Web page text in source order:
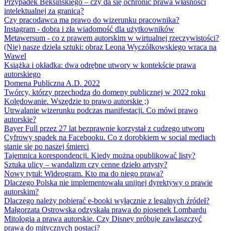
intelektualnej za granicą?
Czy pracodawca ma prawo do wizerunku pracownika?
Instagram - dobra i zła wiadomość dla użytkowników
Metawersum - co z prawem autorskim w wirtualnej rzeczywistości?
(Nie) nasze dzieła sztuki: obraz Leona Wyczółkowskiego wraca na
Wawel
Książka i okładka: dwa odrębne utwory w kontekście prawa
autorskiego
Domena Publiczna A.D. 2022
Twórcy, którzy przechodzą do domeny publicznej w 2022 roku
Kolędowanie. Wszędzie to prawo autorskie ;)
Utrwalanie wizerunku podczas manifestacji. Co mówi prawo
autorskie?
Bayer Full przez 27 lat bezprawnie korzystał z cudzego utworu
Cyfrowy spadek na Facebooku. Co z dorobkiem w social mediach
stanie się po naszej śmierci
Tajemnica korespondencji. Kiedy można opublikować listy?
Sztuka ulicy – wandalizm czy cenne dzieło artysty?
Nowy tytuł: Wideogram. Kto ma do niego prawa?
Dlaczego Polska nie implementowała unijnej dyrektywy o prawie
autorskim?
Dlaczego należy pobierać e-booki wyłącznie z legalnych źródeł?
Małgorzata Ostrowska odzyskała prawa do piosenek Lombardu
Mitologia a prawa autorskie. Czy Disney próbuje zawłaszczyć
prawa do mitycznych postaci?